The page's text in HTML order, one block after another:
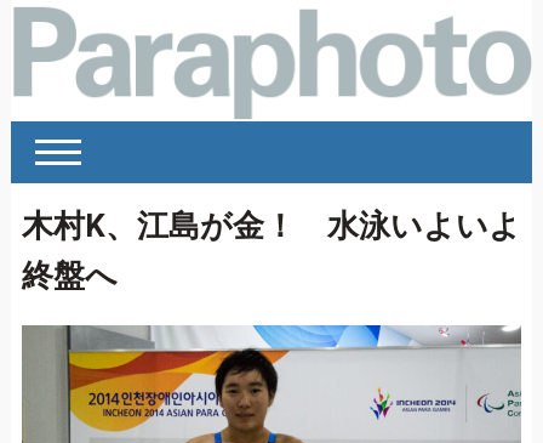
木村K、江島が金！ 水泳いよいよ
終盤へ